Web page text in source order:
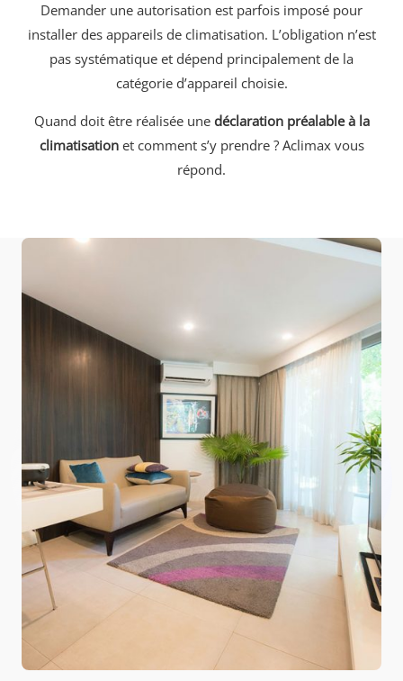
Demander une autorisation est parfois imposé pour
installer des appareils de climatisation. L’obligation n’est
pas systématique et dépend principalement de la
catégorie d’appareil choisie.
Quand doit être réalisée une déclaration préalable à la
climatisationet comment s’y prendre ? Aclimax vous
répond.